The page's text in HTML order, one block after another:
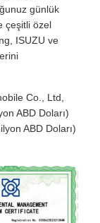
günlük
çeşitli özel
ISUZU ve
Co., Ltd,
ABD Doları)
ABD Doları)